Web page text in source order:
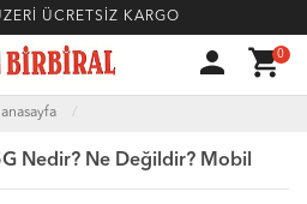
ÜCRETSİZ KARGO
person shopping_cart0
Ne Değildir? Mobil İnternet Teknolojisi